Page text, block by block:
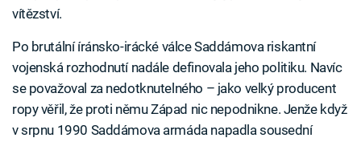
vítězství.
Po brutální íránsko-irácké válce Saddámova riskantní
vojenská rozhodnutí nadále definovala jeho politiku. Navíc
se považoval za nedotknutelného – jako velký producent
ropy věřil, že proti němu Západ nic nepodnikne. Jenže když
v srpnu 1990 Saddámova armáda napadla sousední